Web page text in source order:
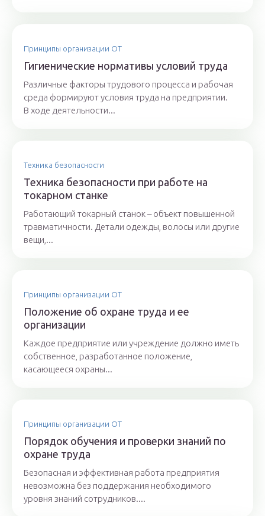
Принципы организации ОТ
Гигиенические нормативы условий труда
Различные факторы трудового процесса и рабочая
среда формируют условия труда на предприятии.
В ходе деятельности...
Техника безопасности
Техника безопасности при работе на
токарном станке
Работающий токарный станок – объект повышенной
травматичности. Детали одежды, волосы или другие
вещи,...
Принципы организации ОТ
Положение об охране труда и ее
организации
Каждое предприятие или учреждение должно иметь
собственное, разработанное положение,
касающееся охраны...
Принципы организации ОТ
Порядок обучения и проверки знаний по
охране труда
Безопасная и эффективная работа предприятия
невозможна без поддержания необходимого
уровня знаний сотрудников....